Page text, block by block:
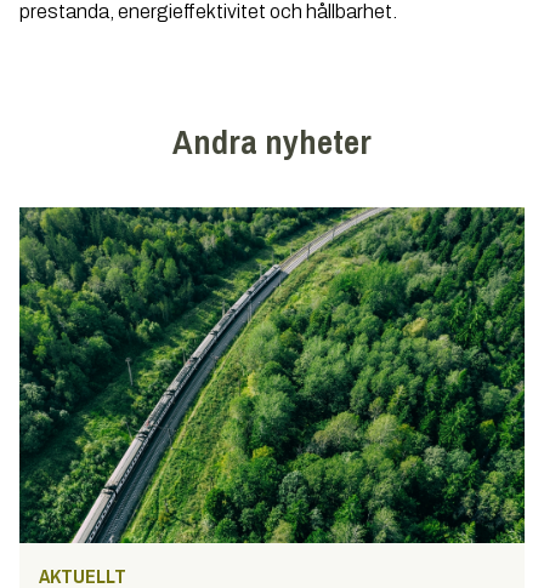
prestanda, energieffektivitet och hållbarhet.
Andra nyheter
AKTUELLT